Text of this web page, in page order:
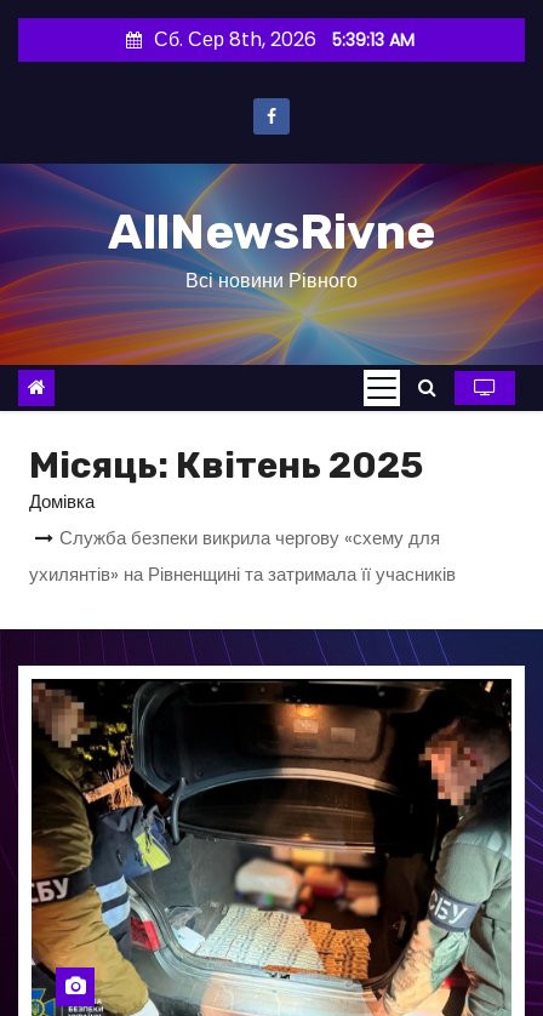
и
о
в
Сб. Сер 8th, 2026 5:39:14 AM
AllNewsRivne
Всі новини Рівного
Місяць: Квітень 2025
Домівка
Служба безпеки викрила чергову «схему для
ухилянтів» на Рівненщині та затримала її учасників